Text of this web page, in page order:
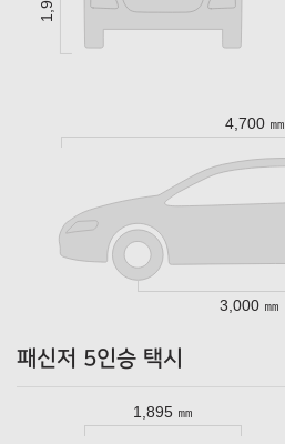
4,700 ㎜
3,000 ㎜
패신저 5인승 택시
1,895 ㎜